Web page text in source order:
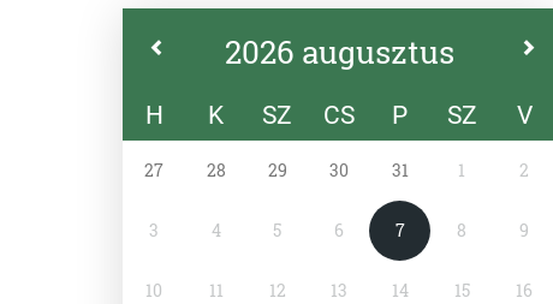
2026 augusztus
H K SZ CS P SZ V
27 28 29 30 31 1 2
3 4 5 6 7 8 9
10 11 12 13 14 15 16